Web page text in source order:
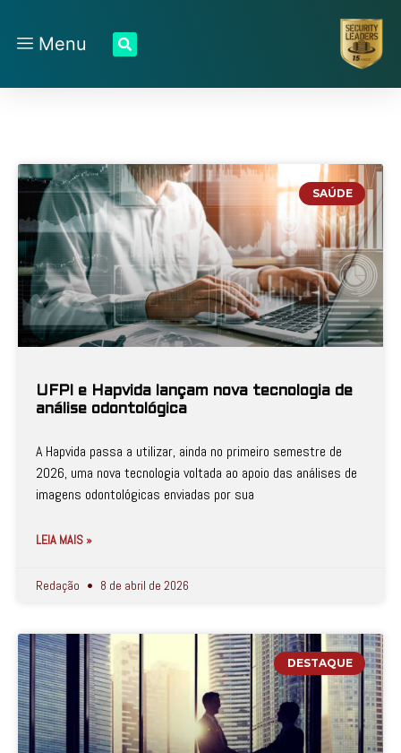
Menu
SAÚDE
UFPI e Hapvida lançam nova tecnologia de
análise odontológica
A Hapvida passa a utilizar, ainda no primeiro semestre de
2026, uma nova tecnologia voltada ao apoio das análises de
imagens odontológicas enviadas por sua
LEIA MAIS »
Redação 8 de abril de 2026
DESTAQUE